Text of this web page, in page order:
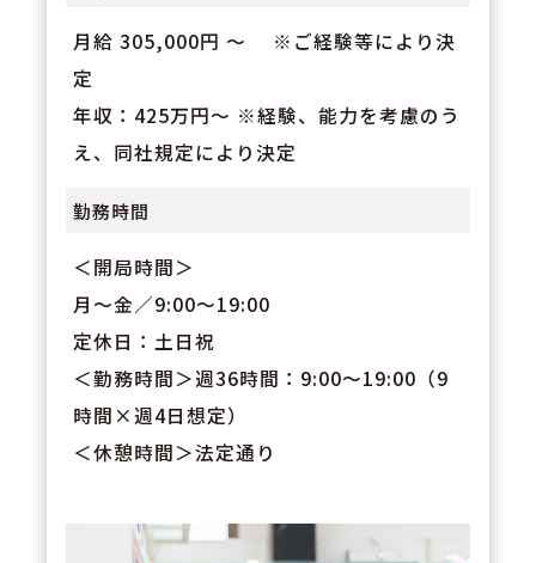
月給 305,000円 〜 ※ご経験等により決
定
年収：425万円～ ※経験、能力を考慮のう
え、同社規定により決定
勤務時間
＜開局時間＞
月～金／9:00～19:00
定休日：土日祝
＜勤務時間＞週36時間：9:00～19:00（9
時間×週4日想定）
＜休憩時間＞法定通り